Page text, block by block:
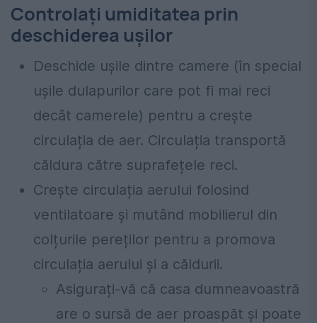
Controlați umiditatea prin
deschiderea ușilor
Deschide ușile dintre camere (în special
ușile dulapurilor care pot fi mai reci
decât camerele) pentru a crește
circulația de aer. Circulația transportă
căldura către suprafețele reci.
Crește circulația aerului folosind
ventilatoare și mutând mobilierul din
colțurile pereților pentru a promova
circulația aerului și a căldurii.
Asigurați-vă că casa dumneavoastră
are o sursă de aer proaspăt și poate